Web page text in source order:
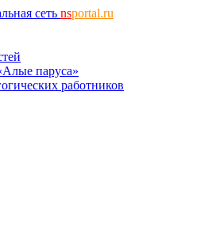
сеть nsportal.ru
паруса»
работников